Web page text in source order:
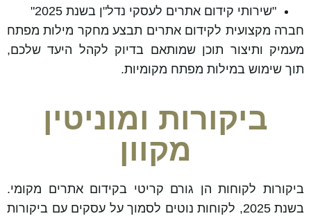
"שירותי קידום אתרים לעסקי נדל"ן בשנת 2025"
חברה מקצועית לקידום אתרים תבצע מחקר מילות מפתח
מעמיק ותיצור תוכן שמותאם בדיוק לקהל היעד שלכם,
תוך שימוש במילות מפתח מקומיות.
ביקורות ומוניטין
מקוון
ביקורות לקוחות הן גורם קריטי בקידום אתרים מקומי.
בשנת 2025, לקוחות נוטים לסמוך על עסקים עם ביקורות